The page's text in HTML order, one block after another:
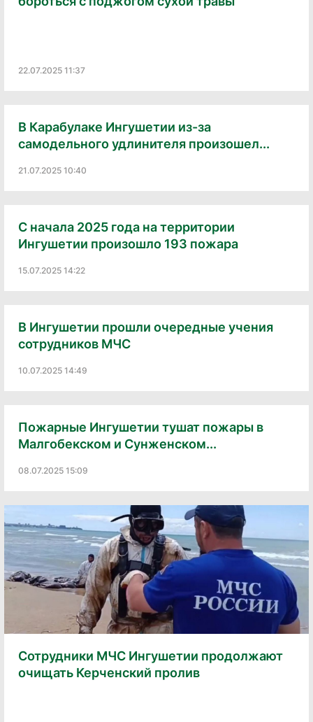
22.07.2025 11:37
В Карабулаке Ингушетии из-за
самодельного удлинителя произошел...
21.07.2025 10:40
С начала 2025 года на территории
Ингушетии произошло 193 пожара
15.07.2025 14:22
В Ингушетии прошли очередные учения
сотрудников МЧС
10.07.2025 14:49
Пожарные Ингушетии тушат пожары в
Малгобекском и Сунженском...
08.07.2025 15:09
Сотрудники МЧС Ингушетии продолжают
очищать Керченский пролив